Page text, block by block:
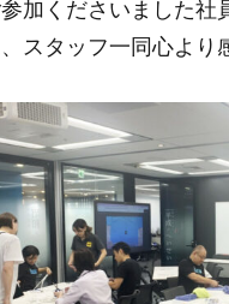
加くださいました社
スタッフ一同心より